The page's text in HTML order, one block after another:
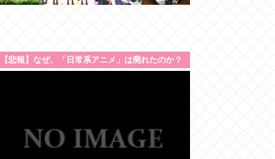
【悲報】なぜ、「日常系アニメ」は廃れたのか？